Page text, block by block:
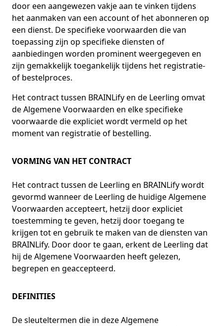
door een aangewezen vakje aan te vinken tijdens
het aanmaken van een account of het abonneren op
een dienst. De specifieke voorwaarden die van
toepassing zijn op specifieke diensten of
aanbiedingen worden prominent weergegeven en
zijn gemakkelijk toegankelijk tijdens het registratie-
of bestelproces.
Het contract tussen BRAINLify en de Leerling omvat
de Algemene Voorwaarden en elke specifieke
voorwaarde die expliciet wordt vermeld op het
moment van registratie of bestelling.
VORMING VAN HET CONTRACT
Het contract tussen de Leerling en BRAINLify wordt
gevormd wanneer de Leerling de huidige Algemene
Voorwaarden accepteert, hetzij door expliciet
toestemming te geven, hetzij door toegang te
krijgen tot en gebruik te maken van de diensten van
BRAINLify. Door door te gaan, erkent de Leerling dat
hij de Algemene Voorwaarden heeft gelezen,
begrepen en geaccepteerd.
DEFINITIES
De sleuteltermen die in deze Algemene